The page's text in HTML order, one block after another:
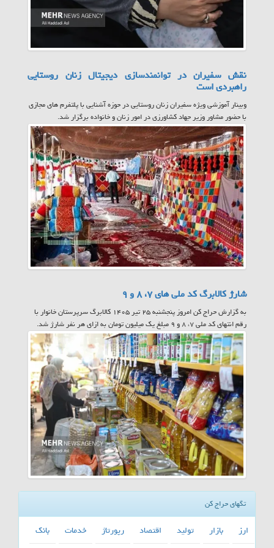
نقش سفیران در توانمندسازی دیجیتال زنان روستایی
راهبردی است
وبینار آموزشی ویژه سفیران زنان روستایی در حوزه آشنایی با پلتفرم های مجازی
با حضور مشاور وزیر جهاد کشاورزی در امور زنان و خانواده برگزار شد.
شارژ کالابرگ کد ملی های ۷، ۸ و ۹
به گزارش حراج کن امروز پنجشنبه ۲۵ تیر ۱۴۰۵ کالابرگ سرپرستان خانوار با
رقم انتهای کد ملی ۷، ۸ و ۹ مبلغ یک میلیون تومان به ازای هر نفر شارژ شد.
تگهای حراج کن
ارز بازار تولید اقتصاد رپورتاژ خدمات
بانك